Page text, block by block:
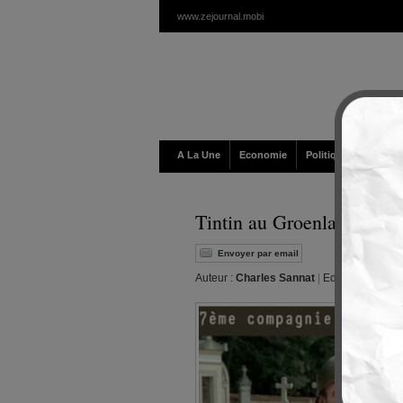
www.zejournal.mobi
A La Une Economie Politique /
Tintin au Groenland…
Envoyer par email
Auteur : Charles Sannat Editeur :